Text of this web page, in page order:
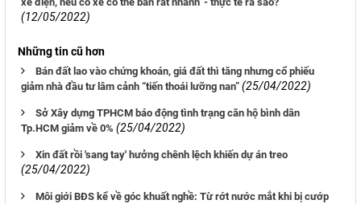
(12/05/2022)
Những tin cũ hơn
Bán đất lao vào chứng khoán, giá đất thì tăng nhưng cổ phiếu
giảm nhà đầu tư lâm cảnh “tiến thoái lưỡng nan” (25/04/2022)
Sở Xây dựng TPHCM báo động tình trạng căn hộ bình dân
Tp.HCM giảm về 0% (25/04/2022)
Xin đất rồi 'sang tay' hưởng chênh lệch khiến dự án treo
(25/04/2022)
Môi giới BĐS kể về góc khuất nghề: Từ rớt nước mắt khi bị cướp